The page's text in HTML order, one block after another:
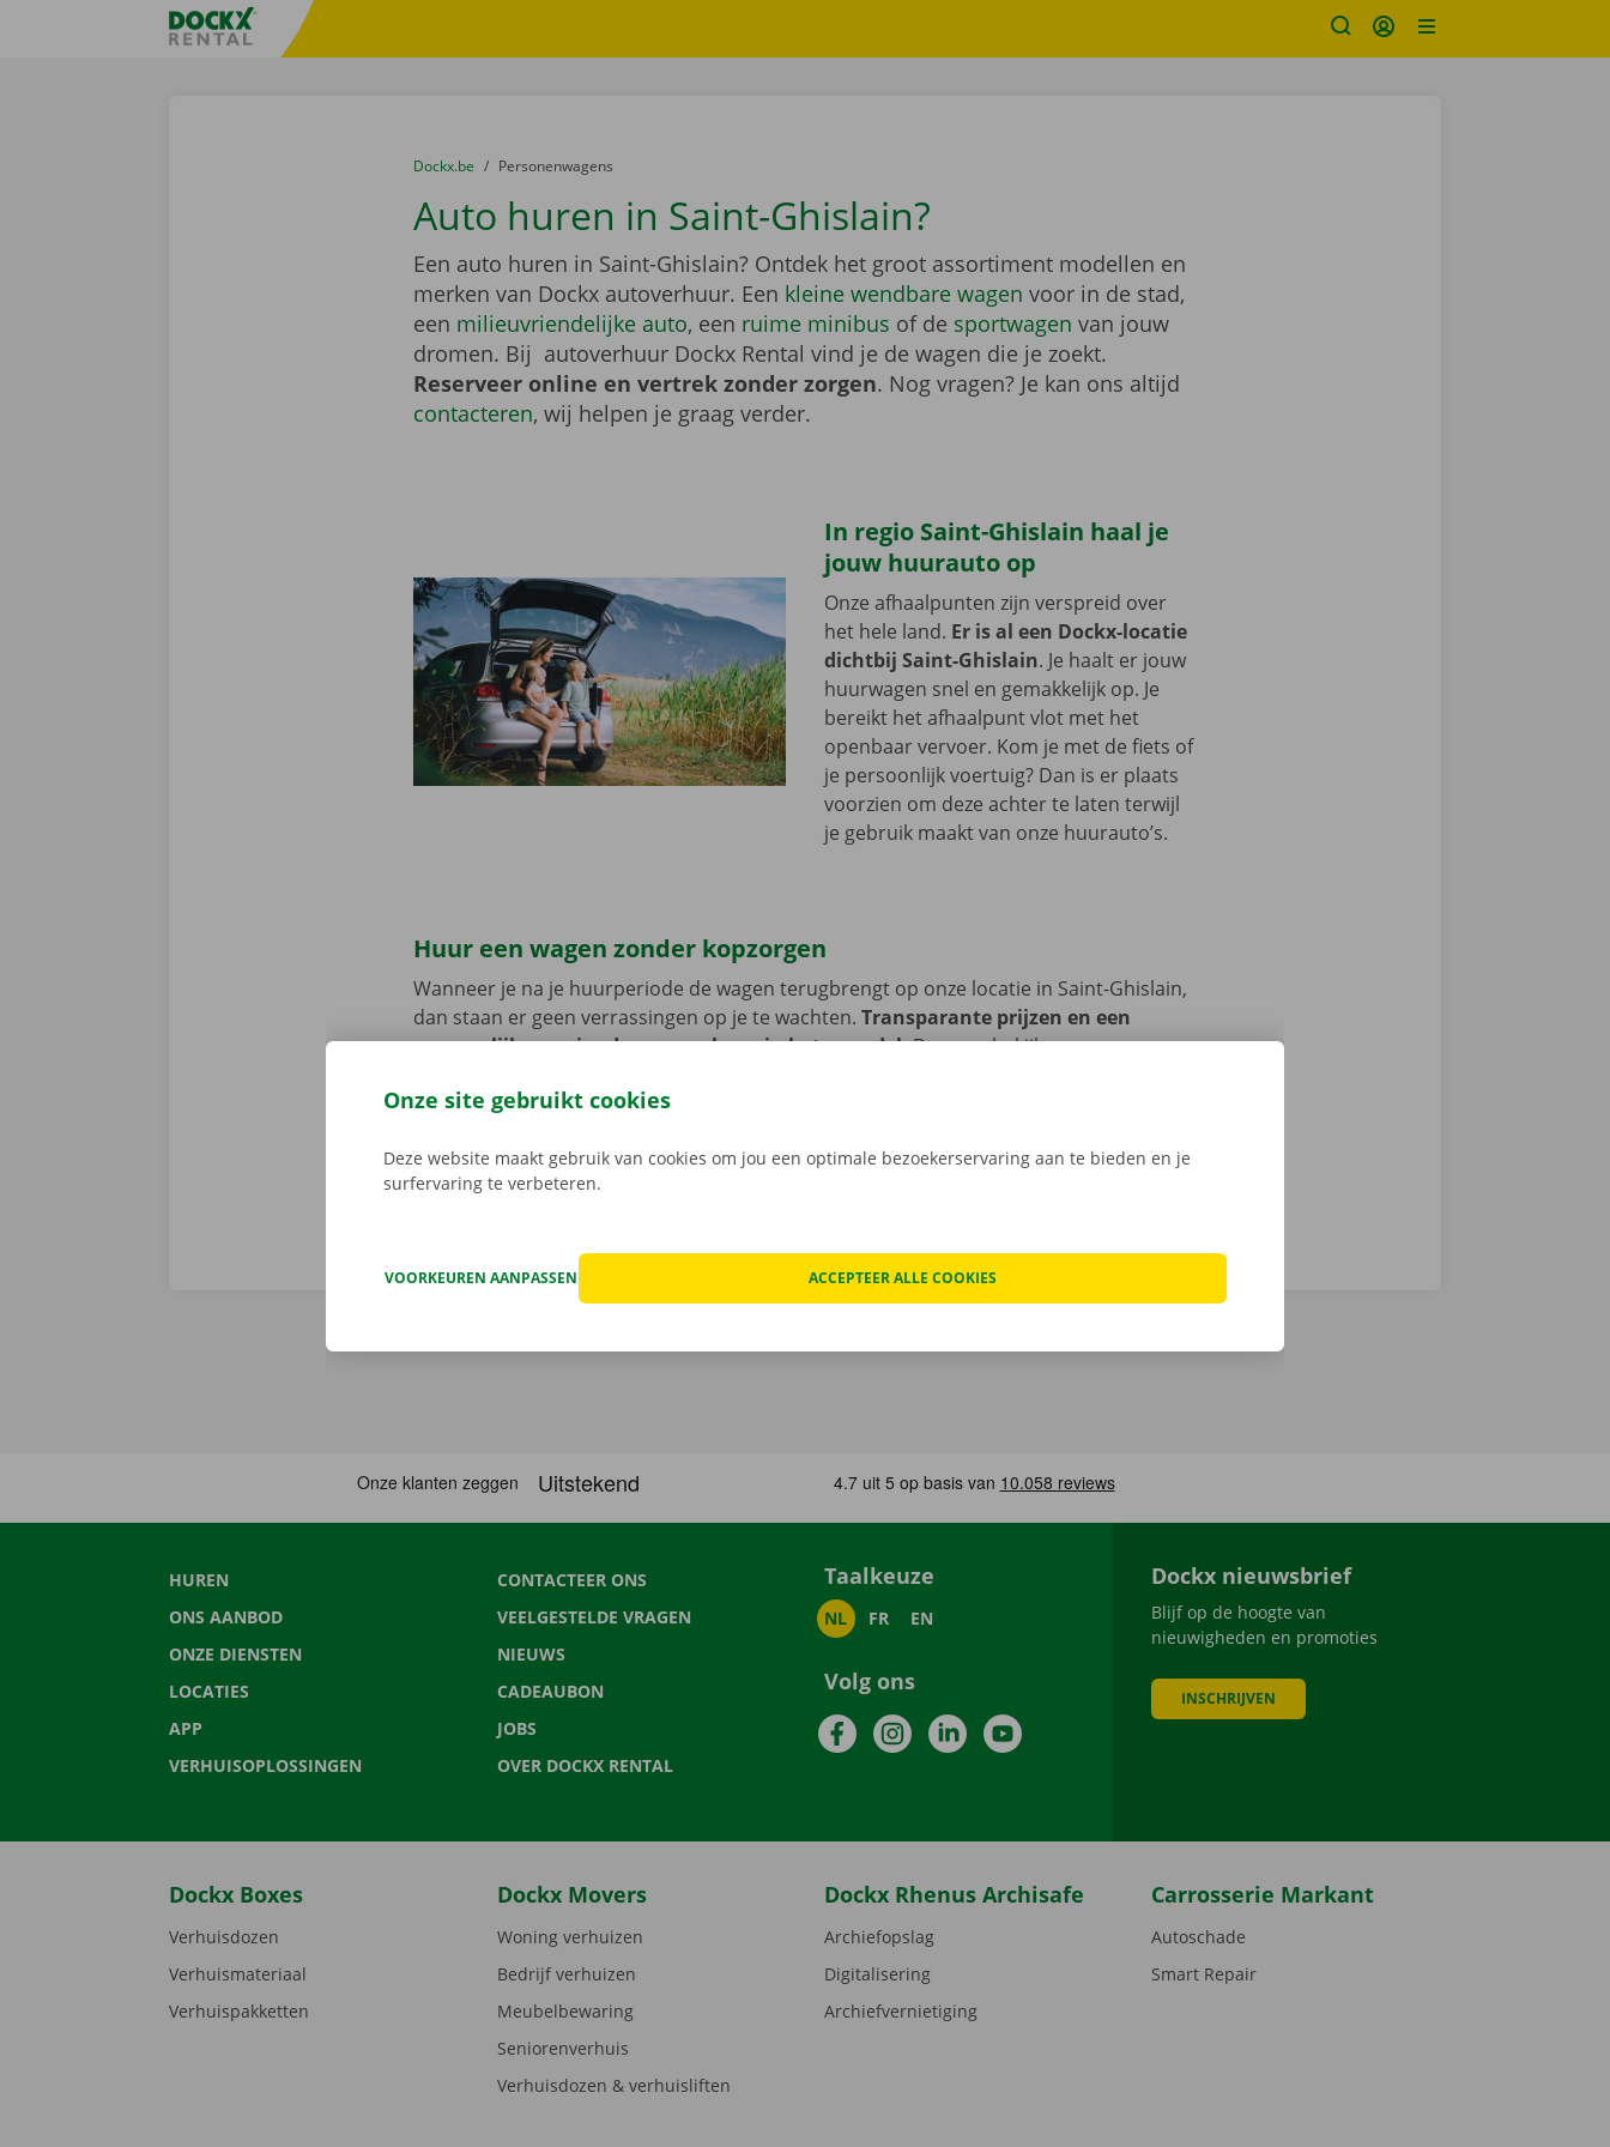
Taalselectie overslaanFratello DEMO
U bevindt zich hier:
van
Dockx.be naar
Personenwagens
Auto huren in Saint-Ghislain?
Een auto huren in Saint-Ghislain? Ontdek het groot assortiment modellen en
merken van Dockx autoverhuur. Een kleine wendbare wagen voor in de stad,
een milieuvriendelijke auto, een ruime minibus of de sportwagen van jouw
dromen. Bij autoverhuur Dockx Rental vind je de wagen die je zoekt.
Reserveer online en vertrek zonder zorgen. Nog vragen? Je kan ons altijd
contacteren, wij helpen je graag verder.
In regio Saint-Ghislain haal je
jouw huurauto op
Onze afhaalpunten zijn verspreid over
het hele land. Er is al een Dockx-locatie
dichtbij Saint-Ghislain. Je haalt er jouw
huurwagen snel en gemakkelijk op. Je
bereikt het afhaalpunt vlot met het
openbaar vervoer. Kom je met de fiets of
je persoonlijk voertuig? Dan is er plaats
voorzien om deze achter te laten terwijl
je gebruik maakt van onze huurauto’s.
Huur een wagen zonder kopzorgen
Wanneer je na je huurperiode de wagen terugbrengt op onze locatie in Saint-Ghislain,
dan staan er geen verrassingen op je te wachten. Transparante prijzen en een
persoonlijke service dragen we hoog in het vaandel.Daarom bekijken we op
van pechverhelping binnen heel Europa. Zo geraak je altijd veilig thuis.
HUREN
ONS AANBOD
ONZE DIENSTEN
LOCATIES
APP
VERHUISOPLOSSINGEN
CONTACTEER ONS
VEELGESTELDE VRAGEN
NIEUWS
CADEAUBON
JOBS
OVER DOCKX RENTAL
Taalkeuze
NL FR EN
Volg ons
FacebookInstagramLinkedInYouTube
Dockx nieuwsbrief
Blijf op de hoogte van
nieuwigheden en promoties
INSCHRIJVEN
Dockx Boxes
Verhuisdozen
Verhuismateriaal
Verhuispakketten
Dockx Movers
Woning verhuizen
Bedrijf verhuizen
Meubelbewaring
Seniorenverhuis
Verhuisdozen & verhuisliften
Dockx Rhenus Archisafe
Archiefopslag
Digitalisering
Archiefvernietiging
Carrosserie Markant
Autoschade
Smart Repair
Onze site gebruikt cookies
Deze website maakt gebruik van cookies om jou een optimale bezoekerservaring aan te bieden en je
surfervaring te verbeteren.
VOORKEUREN AANPASSEN ACCEPTEER ALLE COOKIES